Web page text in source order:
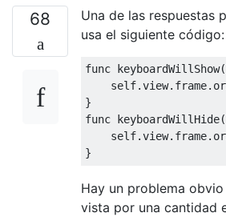
68
Una de las respuestas
usa el siguiente código:
func keyboardWillShow(
self.view. frame.
}
func keyboardWillHide(
self.view. frame.
}
Hay un problema
vista por una cantidad